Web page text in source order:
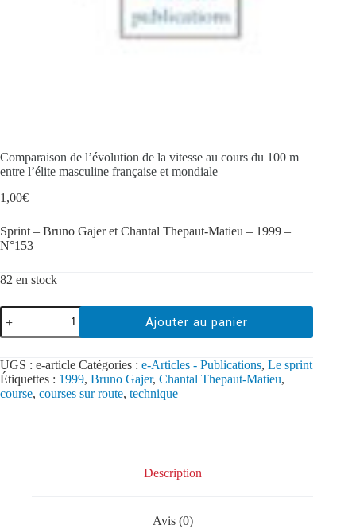
Comparaison de l’évolution de la vitesse au cours du 100 m
entre l’élite masculine française et mondiale
1,00€
Sprint – Bruno Gajer et Chantal Thepaut-Matieu – 1999 –
N°153
82 en stock
Ajouter au panier
UGS : e-article Catégories : e-Articles - Publications, Le sprint
Étiquettes : 1999, Bruno Gajer, Chantal Thepaut-Matieu,
course, courses sur route, technique
Description
Avis (0)